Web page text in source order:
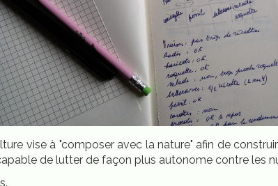
vise à "composer avec la nature" afin de
de lutter de façon plus autonome contre les